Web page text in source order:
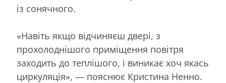
із сонячного.
«Навіть якщо відчиняєш двері, з
прохолоднішого приміщення повітря
заходить до теплішого, і виникає хоч якась
циркуляція», — пояснює Кристина Ненно.